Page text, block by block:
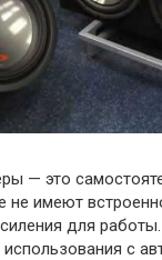
— это
не имеют
для
с